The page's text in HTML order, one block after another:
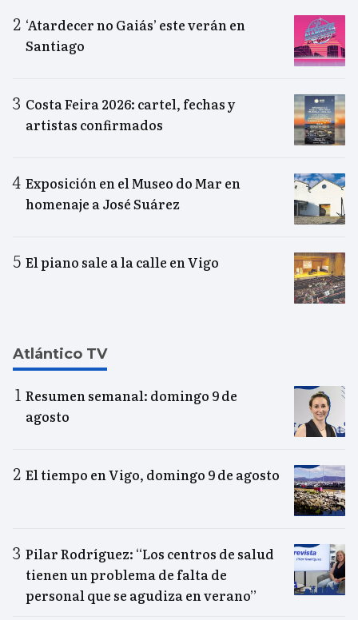
‘Atardecer no Gaiás’ este verán en
Santiago
Costa Feira 2026: cartel, fechas y
artistas confirmados
Exposición en el Museo do Mar en
homenaje a José Suárez
El piano sale a la calle en Vigo
Atlántico TV
Resumen semanal: domingo 9 de
agosto
El tiempo en Vigo, domingo 9 de agosto
Pilar Rodríguez: “Los centros de salud
tienen un problema de falta de
personal que se agudiza en verano”